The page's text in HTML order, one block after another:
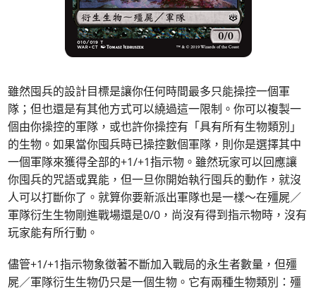
雖然囤兵的設計目標是讓你任何時間最多只能操控一個軍
隊；但也還是有其他方式可以繞過這一限制。你可以複製一
個由你操控的軍隊，或也許你操控有「具有所有生物類別」
的生物。如果當你囤兵時已操控數個軍隊，則你是選擇其中
一個軍隊來獲得全部的+1/+1指示物。雖然玩家可以回應讓
你囤兵的咒語或異能，但一旦你開始執行囤兵的動作，就沒
人可以打斷你了。就算你要新派出軍隊也是一樣～在殭屍／
軍隊衍生生物剛進戰場還是0/0，尚沒有得到指示物時，沒有
玩家能有所行動。
儘管+1/+1指示物象徵著不斷加入戰局的永生者數量，但殭
屍／軍隊衍生生物仍只是一個生物。它有兩種生物類別：殭